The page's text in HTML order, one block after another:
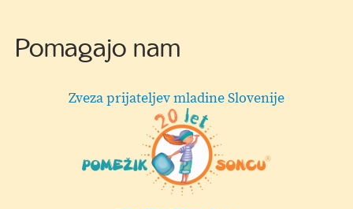
Pomagajo nam
Hermi d.o.o.